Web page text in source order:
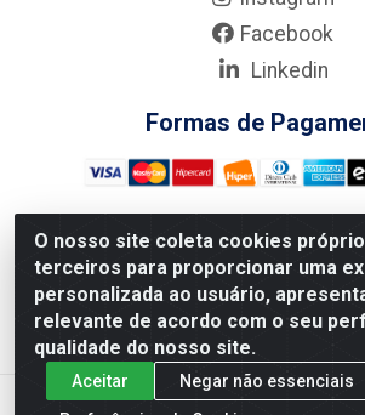
O nosso site coleta cookies
terceiros para proporcionar uma
personalizada ao usuário,
relevante de acordo com o seu
qualidade do nosso site.
Aceitar
Negar não essenciais
Facebook
Linkedin
Formas de
Nova Boni Distribuidora de Material de
Alice Tibiriçá, 330 - Vila Da Penha, Rio de
21.210-110 - CNPJ: